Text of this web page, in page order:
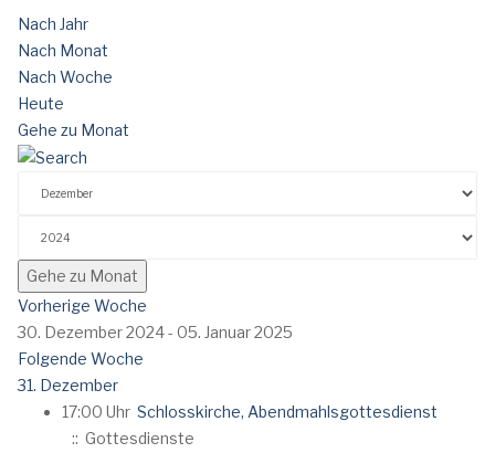
Nach Jahr
Nach Monat
Nach Woche
Heute
Gehe zu Monat
Gehe zu Monat
Vorherige Woche
30. Dezember 2024 - 05. Januar 2025
Folgende Woche
31. Dezember
17:00 Uhr Schlosskirche, Abendmahlsgottesdienst
:: Gottesdienste